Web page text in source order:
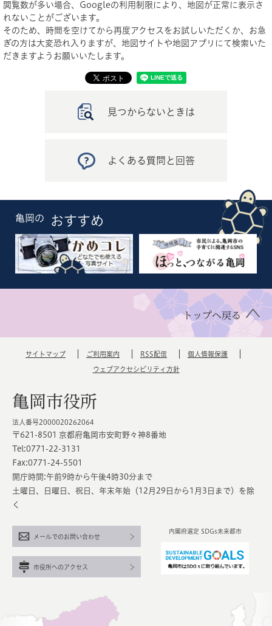
閲覧数が多い場合、Googleの利用制限により、地図が正常に表示さ
れないことがございます。
そのため、時間を空けてから再度アクセスをお試しいただくか、お急
ぎの方は大変恐れ入りますが、地図サイトや地図アプリにて検索いた
だきますようお願いいたします。
見つからないときは
よくある質問と回答
亀岡の おすすめ
トップへ戻る
サイトマップ ご利用案内 RSS配信 個人情報保護
ウェブアクセシビリティ方針
亀岡市役所
法人番号2000020262064
〒621-8501 京都府亀岡市安町野々神8番地
Tel:0771-22-3131
Fax:0771-24-5501
開庁時間:午前9時から午後4時30分まで
土曜日、日曜日、祝日、年末年始（12月29日から1月3日まで）を除
く
内閣府選定 SDGs未来都市
メールでのお問い合わせ
市役所へのアクセス